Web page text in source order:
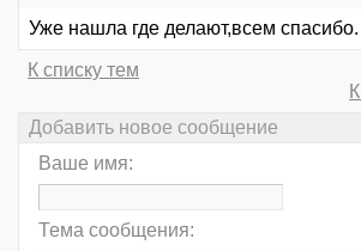
Уже нашла где делают,всем спасибо.
К списку тем
Добавить новое сообщение
Ваше имя:
Тема сообщения: